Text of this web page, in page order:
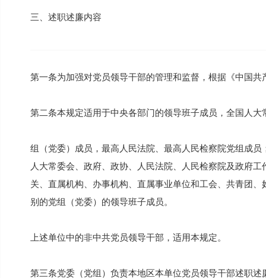
三、述职述廉内容
第一条为加强对党员领导干部的管理和监督，根据《中国
第二条本规定适用于中央各部门的领导班子成员，全国人
组（党委）成员，最高人民法院、最高人民检察院党组成
人大常委会、政府、政协、人民法院、人民检察院及政府
关、直属机构、办事机构、直属事业单位和工会、共青团
别的党组（党委）的领导班子成员。
上述单位中的非中共党员领导干部，适用本规定。
第三条党委（党组）负责本地区本单位党员领导干部述职述